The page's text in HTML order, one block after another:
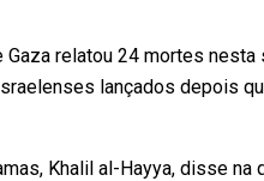
Gaza relatou 24 mortes
lançados depois
Khalil al-Hayya, disse